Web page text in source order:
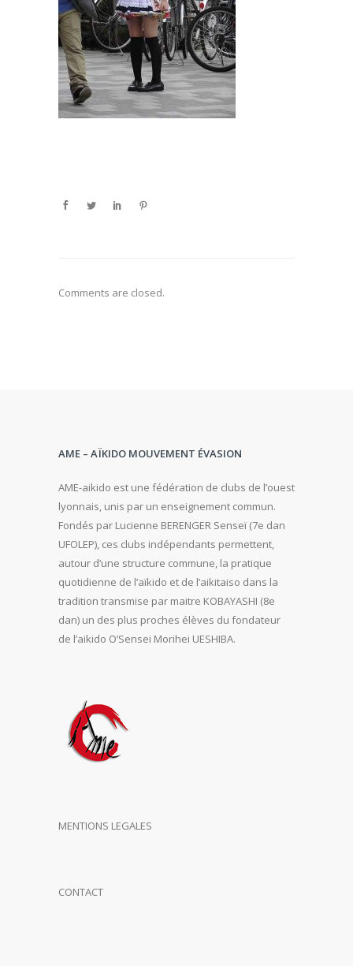
Comments are closed.
AME – AÏKIDO MOUVEMENT ÉVASION
AME-aikido est une fédération de clubs de l’ouest
lyonnais, unis par un enseignement commun.
Fondés par Lucienne BERENGER Senseï (7e dan
UFOLEP), ces clubs indépendants permettent,
autour d’une structure commune, la pratique
quotidienne de l’aïkido et de l’aikitaiso dans la
tradition transmise par maitre KOBAYASHI (8e
dan) un des plus proches élèves du fondateur
de l’aikido O’Sensei Morihei UESHIBA.
MENTIONS LEGALES
CONTACT